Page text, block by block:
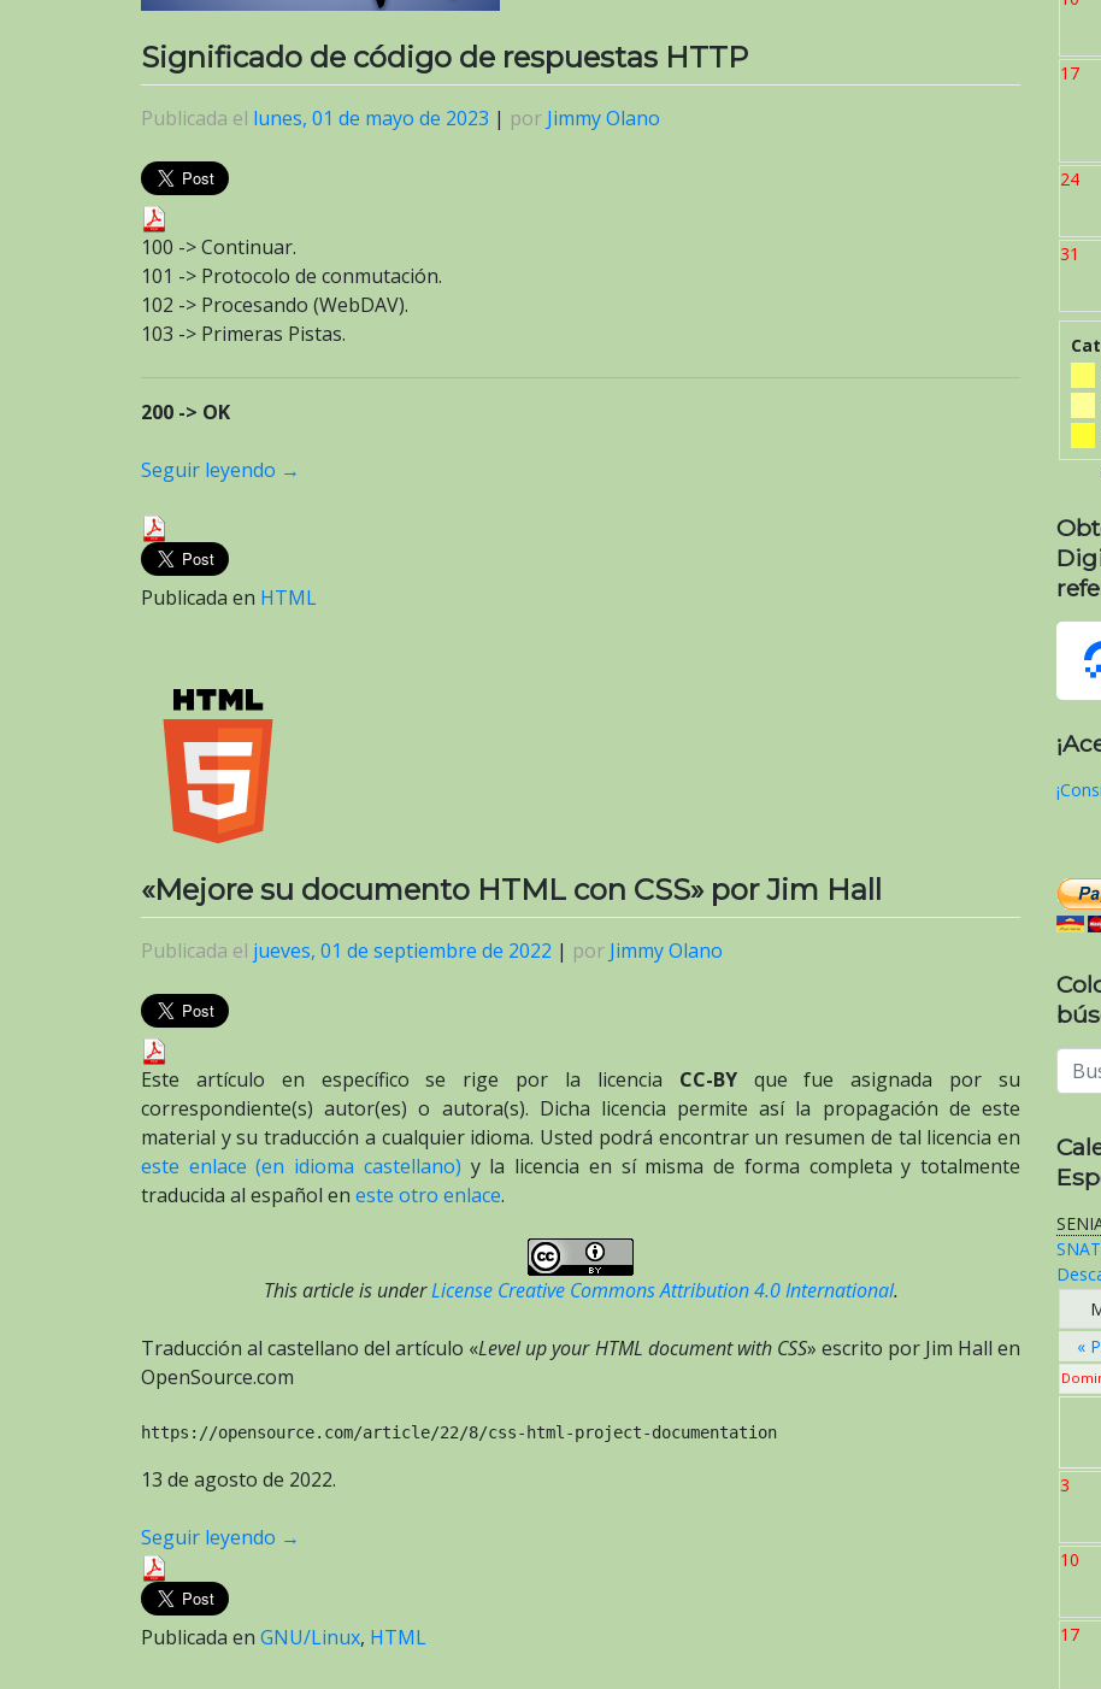
Significado de código de respuestas HTTP
Publicada el lunes, 01 de mayo de 2023 | por Jimmy Olano
100 -> Continuar.
101 -> Protocolo de conmutación.
102 -> Procesando (WebDAV).
103 -> Primeras Pistas.
200 -> OK
Seguir leyendo →
Publicada en HTML
«Mejore su documento HTML con CSS» por Jim Hall
Publicada el jueves, 01 de septiembre de 2022 | por Jimmy Olano
Este artículo en específico se rige por la licencia CC-BYque fue asignada por su
correspondiente(s) autor(es) o autora(s). Dicha licencia permite así la propagación de este
material y su traducción a cualquier idioma. Usted podrá encontrar un resumen de tal licencia en
este enlace (en idioma castellano) y la licencia en sí misma de forma completa y totalmente
traducida al español en este otro enlace.
This article is underLicense Creative Commons Attribution 4.0 International.
Traducción al castellano del artículo «Level up your HTML document with CSS» escrito por Jim Hall en
OpenSource.com
https://opensource.com/article/22/8/css-html-project-documentation
13 de agosto de 2022.
Seguir leyendo →
Publicada en GNU/Linux, HTML
17
24
31
«
3
10
17